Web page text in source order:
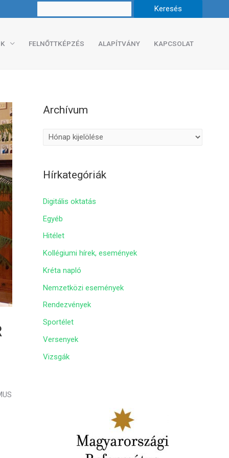
FELNŐTTKÉPZÉS ALAPÍTVÁNY KAPCSOLAT
Archívum
í
Hírkategóriák
Digitális oktatás
Egyéb
Hitélet
Kollégiumi hírek, események
Kréta napló
Nemzetközi események
Rendezvények
Sportélet
Versenyek
Vizsgák